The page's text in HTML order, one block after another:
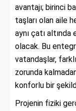
avantajı; birinci
taşları olan aile
aynı çatı
olacak. Bu
vatandaşlar,
zorunda
konforlu bir
Projenin fiziki